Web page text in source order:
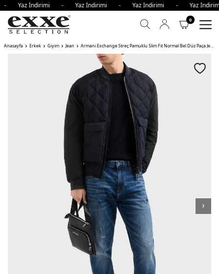
Yaz İndirimi - Yaz İndirimi - Yaz İndirimi - Yaz
0
Anasayfa Erkek Giyim Jean Armani Exchange Streç Pamuklu Slim Fit Normal Bel Düz Paça Jeans Erkek Kot Pantolon